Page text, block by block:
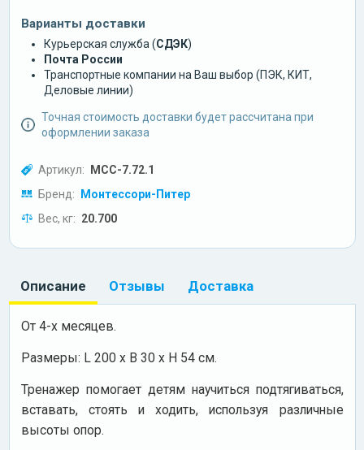
Варианты доставки
Курьерская служба (СДЭК)
Почта России
Транспортные компании на Ваш выбор (ПЭК, КИТ,
Деловые линии)
Точная стоимость доставки будет рассчитана при
оформлении заказа
Артикул: МСС-7.72.1
Бренд: Монтессори-Питер
Вес, кг: 20.700
Описание Отзывы Доставка
От 4-х месяцев.
Размеры: L 200 х B 30 х H 54 см.
Тренажер помогает детям научиться подтягиваться,
вставать, стоять и ходить, используя различные
высоты опор.